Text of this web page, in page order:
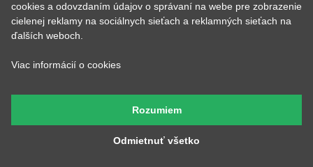
Podhorská 752/50
46601 Jablonec nad Nisou, Česko
Heureka
cookies a odovzdaním údajov o správaní na webe pre zobrazenie
cielenej reklamy na sociálnych sieťach a reklamných sieťach na
ďalších weboch.
Viac informácií o cookies
Odmietnuť všetko
Rozumiem